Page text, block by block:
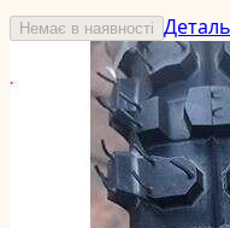
Немає в наявності